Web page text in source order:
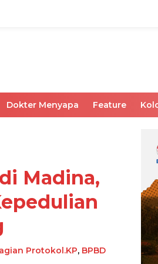
Dokter Menyapa Feature
Madina,
Protokol.KP, BPBD